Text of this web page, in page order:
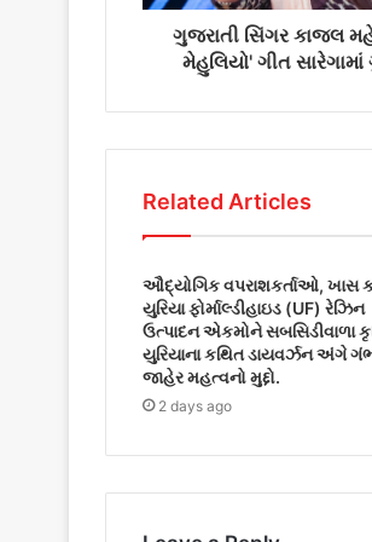
r
ગુજરાતી સિંગર કાજલ
મેહુલિયો' ગીત
Related Articles
ઔદ્યોગિક વપરાશકર્તાઓ, ખાસ
યુરિયા ફોર્માલ્ડીહાઇડ (UF) રેઝિન
ઉત્પાદન એકમોને સબસિડીવાળા
યુરિયાના કથિત ડાયવર્ઝન અંગે
જાહેર મહત્વનો મુદ્દો.
2 days ago